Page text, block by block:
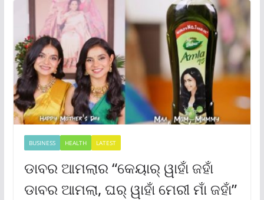
BUSINESS HEALTH LATEST
ଡାବର ଆମଲାର “କେୟାର୍ ୱାହାଁ ଜହାଁ
ଡାବର ଆମଲା, ଘର୍ ୱାହାଁ ମେରୀ ମାଁ ଜହାଁ”